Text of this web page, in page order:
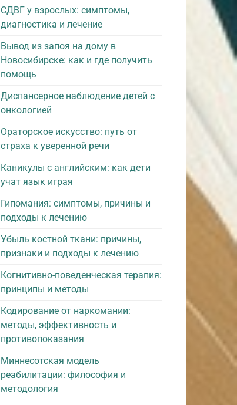
СДВГ у взрослых: симптомы,
диагностика и лечение
Вывод из запоя на дому в
Новосибирске: как и где получить
помощь
Диспансерное наблюдение детей с
онкологией
Ораторское искусство: путь от
страха к уверенной речи
Каникулы с английским: как дети
учат язык играя
Гипомания: симптомы, причины и
подходы к лечению
Убыль костной ткани: причины,
признаки и подходы к лечению
Когнитивно-поведенческая терапия:
принципы и методы
Кодирование от наркомании:
методы, эффективность и
противопоказания
Миннесотская модель
реабилитации: философия и
методология